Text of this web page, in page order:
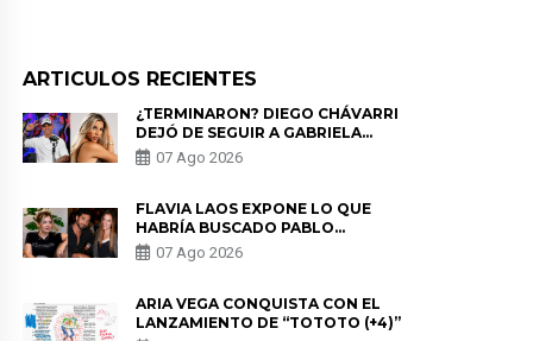
ARTICULOS RECIENTES
¿TERMINARON? DIEGO CHÁVARRI
DEJÓ DE SEGUIR A GABRIELA
HERRERA Y ANUNCIA SU SALIDA
DE PÓDCAST
07 Ago 2026
FLAVIA LAOS EXPONE LO QUE
HABRÍA BUSCADO PABLO
HEREDIA CON ALE FULLER: “UNA
DE LAS PARTES QUERÍA EL
07 Ago 2026
ARIA VEGA CONQUISTA CON EL
LANZAMIENTO DE “TOTOTO (+4)”